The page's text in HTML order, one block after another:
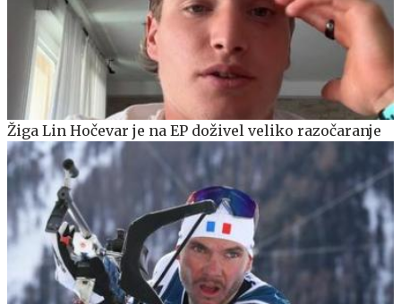
Žiga Lin Hočevar je na EP doživel veliko razočaranje